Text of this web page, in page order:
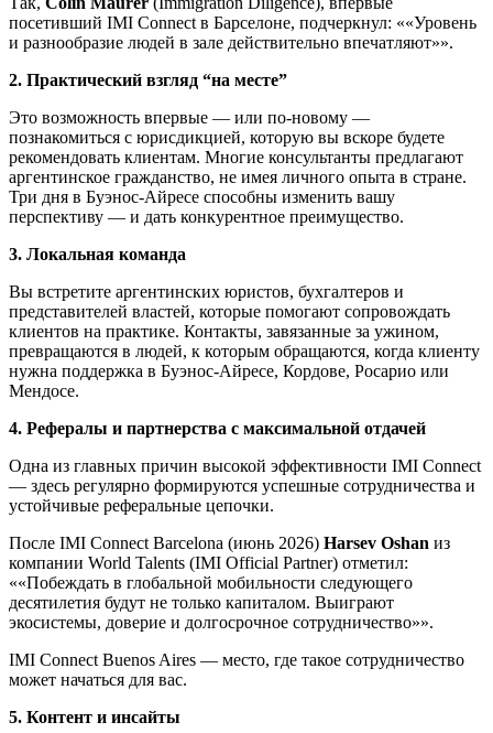
посетивший IMI Connect в Барселоне, подчеркнул:
«Уровень
и разнообразие людей в зале действительно впечатляют» .
2. Практический взгляд “на месте”
Это возможность впервые — или по-новому —
познакомиться с юрисдикцией, которую вы вскоре будете
рекомендовать клиентам. Многие консультанты предлагают
аргентинское гражданство, не имея личного опыта в стране.
Три дня в Буэнос-Айресе способны изменить вашу
перспективу — и дать конкурентное преимущество.
3. Локальная команда
Вы встретите аргентинских юристов, бухгалтеров и
представителей властей, которые помогают сопровождать
клиентов на практике. Контакты, завязанные за ужином,
превращаются в людей, к которым обращаются, когда клиенту
нужна поддержка в Буэнос-Айресе, Кордове, Росарио или
Мендосе.
4. Рефералы и партнерства с максимальной отдачей
Одна из главных причин высокой эффективности IMI Connect
— здесь регулярно формируются успешные сотрудничества и
устойчивые реферальные цепочки.
После IMI Connect Barcelona (июнь 2026) Harsev Oshan из
компании World Talents (IMI Official Partner) отметил:
«Побеждать в глобальной мобильности следующего
десятилетия будут не только капиталом. Выиграют
экосистемы, доверие и долгосрочное сотрудничество» .
IMI Connect Buenos Aires — место, где такое сотрудничество
может начаться для вас.
5. Контент и инсайты